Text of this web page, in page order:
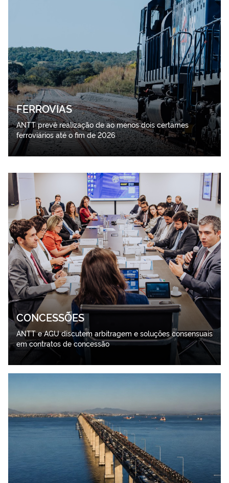
FERROVIAS
ANTT prevê realização de ao menos dois certames
ferroviários até o fim de 2026
CONCESSÕES
ANTT e AGU discutem arbitragem e soluções consensuais
em contratos de concessão